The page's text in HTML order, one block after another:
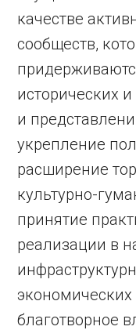
качестве
сообществ,
исторических
и
укрепление
расширение
культурно-
принятие
реализации в
благотворное